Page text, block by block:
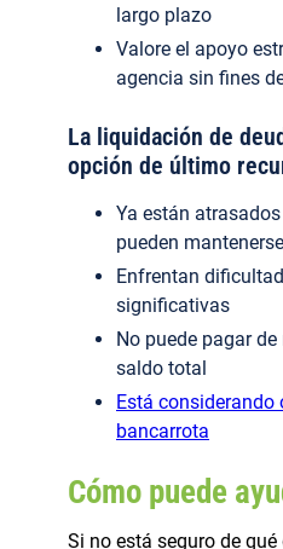
largo plazo
Valore el apoyo
agencia sin fines
La liquidación de
opción de último
Ya están
pueden
Enfrentan
significativas
No puede pagar
saldo total
Está considerando
bancarrota
Cómo puede
Si no está seguro de